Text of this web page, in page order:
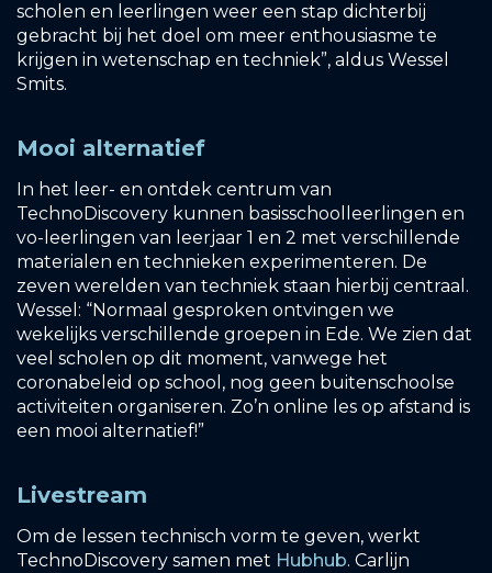
scholen en leerlingen weer een stap dichterbij
gebracht bij het doel om meer enthousiasme te
krijgen in wetenschap en techniek”, aldus Wessel
Smits.
Mooi alternatief
In het leer- en ontdek centrum van
TechnoDiscovery kunnen basisschoolleerlingen en
vo-leerlingen van leerjaar 1 en 2 met verschillende
materialen en technieken experimenteren. De
zeven werelden van techniek staan hierbij centraal.
Wessel: “Normaal gesproken ontvingen we
wekelijks verschillende groepen in Ede. We zien dat
veel scholen op dit moment, vanwege het
coronabeleid op school, nog geen buitenschoolse
activiteiten organiseren. Zo’n online les op afstand is
een mooi alternatief!”
Livestream
Om de lessen technisch vorm te geven, werkt
TechnoDiscovery samen met Hubhub. Carlijn